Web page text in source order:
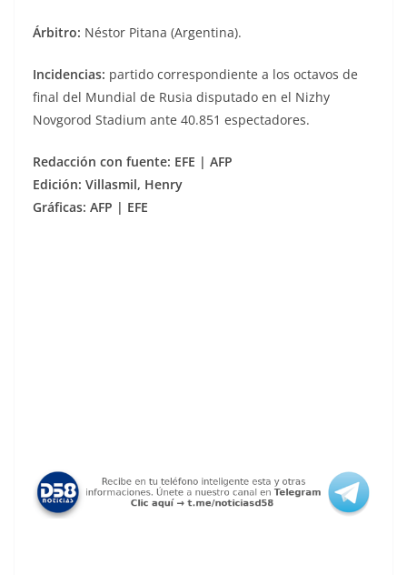
Árbitro: Néstor Pitana (Argentina).
Incidencias: partido correspondiente a los octavos de
final del Mundial de Rusia disputado en el Nizhy
Novgorod Stadium ante 40.851 espectadores.
Redacción con fuente: EFE | AFP
Edición: Villasmil, Henry
Gráficas: AFP | EFE